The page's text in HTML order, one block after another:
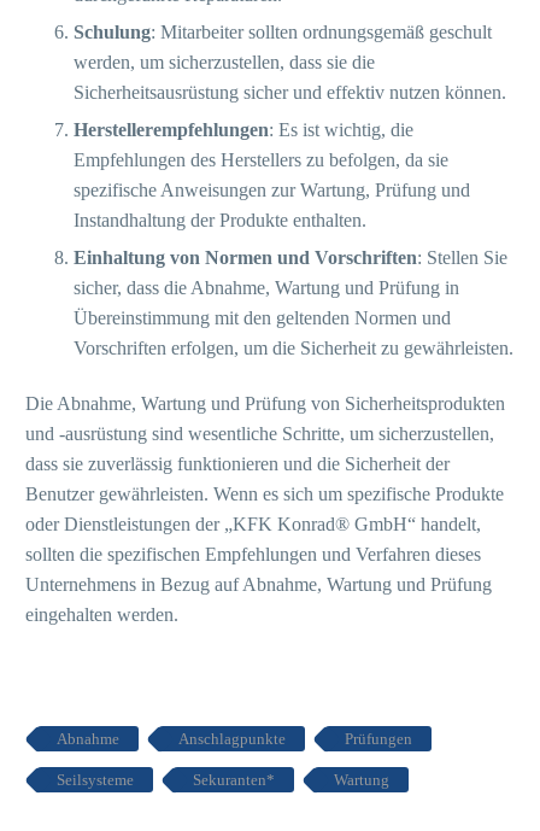
Schulung: Mitarbeiter sollten ordnungsgemäß geschult
werden, um sicherzustellen, dass sie die
Sicherheitsausrüstung sicher und effektiv nutzen können.
Herstellerempfehlungen: Es ist wichtig, die
Empfehlungen des Herstellers zu befolgen, da sie
spezifische Anweisungen zur Wartung, Prüfung und
Instandhaltung der Produkte enthalten.
Einhaltung von Normen und Vorschriften: Stellen Sie
sicher, dass die Abnahme, Wartung und Prüfung in
Übereinstimmung mit den geltenden Normen und
Vorschriften erfolgen, um die Sicherheit zu gewährleisten.
Die Abnahme, Wartung und Prüfung von Sicherheitsprodukten
und -ausrüstung sind wesentliche Schritte, um sicherzustellen,
dass sie zuverlässig funktionieren und die Sicherheit der
Benutzer gewährleisten. Wenn es sich um spezifische Produkte
oder Dienstleistungen der „KFK Konrad® GmbH“ handelt,
sollten die spezifischen Empfehlungen und Verfahren dieses
Unternehmens in Bezug auf Abnahme, Wartung und Prüfung
eingehalten werden.
Abnahme Anschlagpunkte Prüfungen
Seilsysteme Sekuranten* Wartung